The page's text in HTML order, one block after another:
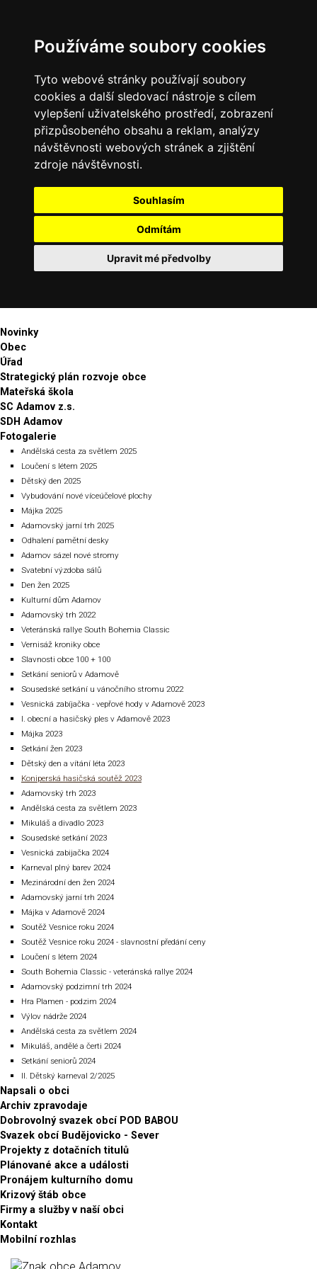
Používáme soubory cookies
Tyto webové stránky používají soubory
cookies a další sledovací nástroje s cílem
vylepšení uživatelského prostředí, zobrazení
přizpůsobeného obsahu a reklam, analýzy
návštěvnosti webových stránek a zjištění
zdroje návštěvnosti.
Souhlasím
Odmítám
Upravit mé předvolby
Novinky
Obec
Úřad
Strategický plán rozvoje obce
Mateřská škola
SC Adamov z.s.
SDH Adamov
Fotogalerie
Andělská cesta za světlem 2025
Loučení s létem 2025
Dětský den 2025
Vybudování nové víceúčelové plochy
Májka 2025
Adamovský jarní trh 2025
Odhalení pamětní desky
Adamov sázel nové stromy
Svatební výzdoba sálů
Den žen 2025
Kulturní dům Adamov
Adamovský trh 2022
Veteránská rallye South Bohemia Classic
Vernisáž kroniky obce
Slavnosti obce 100 + 100
Setkání seniorů v Adamově
Sousedské setkání u vánočního stromu 2022
Vesnická zabíjačka - vepřové hody v Adamově 2023
I. obecní a hasičský ples v Adamově 2023
Májka 2023
Setkání žen 2023
Dětský den a vítání léta 2023
Koniperská hasičská soutěž 2023
Adamovský trh 2023
Andělská cesta za světlem 2023
Mikuláš a divadlo 2023
Sousedské setkání 2023
Vesnická zabijačka 2024
Karneval plný barev 2024
Mezinárodní den žen 2024
Adamovský jarní trh 2024
Májka v Adamově 2024
Soutěž Vesnice roku 2024
Soutěž Vesnice roku 2024 - slavnostní předání ceny
Loučení s létem 2024
South Bohemia Classic - veteránská rallye 2024
Adamovský podzimní trh 2024
Hra Plamen - podzim 2024
Výlov nádrže 2024
Andělská cesta za světlem 2024
Mikuláš, andělé a čerti 2024
Setkání seniorů 2024
II. Dětský karneval 2/2025
Napsali o obci
Archiv zpravodaje
Dobrovolný svazek obcí POD BABOU
Svazek obcí Budějovicko - Sever
Projekty z dotačních titulů
Plánované akce a události
Pronájem kulturního domu
Krizový štáb obce
Firmy a služby v naší obci
Kontakt
Mobilní rozhlas